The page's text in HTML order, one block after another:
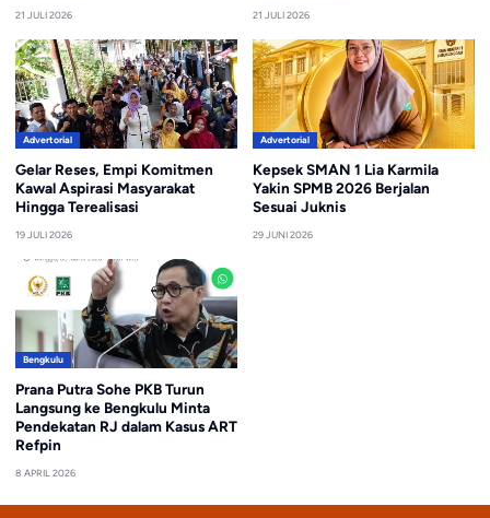
21 JULI 2026 21 JULI 2026
Advertorial
Gelar Reses, Empi Komitmen
Kawal Aspirasi Masyarakat
Hingga Terealisasi
19 JULI 2026
Advertorial
Kepsek SMAN 1 Lia Karmila
Yakin SPMB 2026 Berjalan
Sesuai Juknis
29 JUNI 2026
Bengkulu
Prana Putra Sohe PKB Turun
Langsung ke Bengkulu Minta
Pendekatan RJ dalam Kasus ART
Refpin
8 APRIL 2026